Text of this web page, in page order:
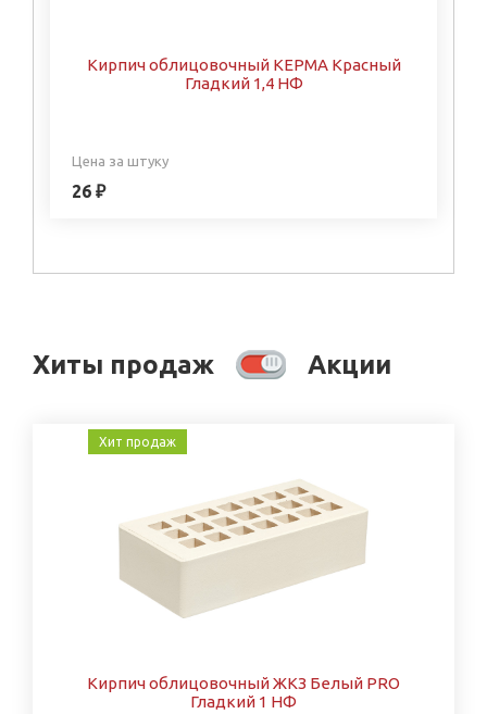
Кирпич облицовочный КЕРМА Красный
Гладкий 1,4 НФ
Цена за штуку
26 ₽
Хиты продаж Акции
Хит продаж
Кирпич облицовочный ЖКЗ Белый PRO
Гладкий 1 НФ